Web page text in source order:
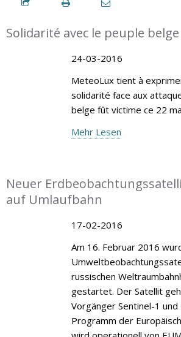
Solidarité avec le peuple belge
24-03-2016
MeteoLux tient à
solidarité face aux
belge fût victime ce 22
Mehr Lesen
Neuer
auf Umlaufbahn
17-02-2016
Am 16. Februar 2016
russischen
gestartet. Der Satellit
Vorgänger Sentinel-1
Programm der